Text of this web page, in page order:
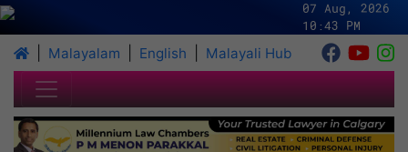
07 Aug, 2026
10:43 PM
Malayalam English Malayali Hub